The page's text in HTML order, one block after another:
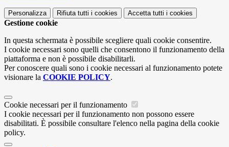
Personalizza Rifiuta tutti i cookies Accetta tutti i cookies
Gestione cookie
In questa schermata è possibile scegliere quali cookie consentire.
I cookie necessari sono quelli che consentono il funzionamento della
piattaforma e non è possibile disabilitarli.
Per conoscere quali sono i cookie necessari al funzionamento potete
visionare la COOKIE POLICY.
Cookie necessari per il funzionamento
I cookie necessari per il funzionamento non possono essere
disabilitati. È possibile consultare l'elenco nella pagina della cookie
policy.